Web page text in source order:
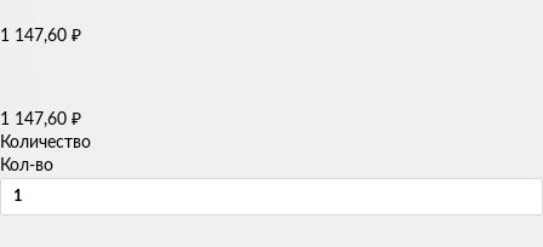
1 147,60 ₽
1 147,60 ₽
Количество
Кол-во